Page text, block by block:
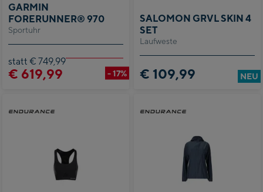
Sportuhr
GARMIN
FORERUNNER® 970
statt € 749,99
€ 619,99 - 17%
Laufweste
SALOMON GRVL SKIN 4
SET
€ 109,99 NEU